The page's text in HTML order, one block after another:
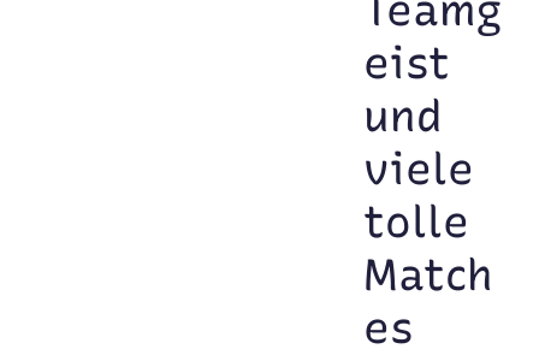
eist
und
viele
tolle
Match
es